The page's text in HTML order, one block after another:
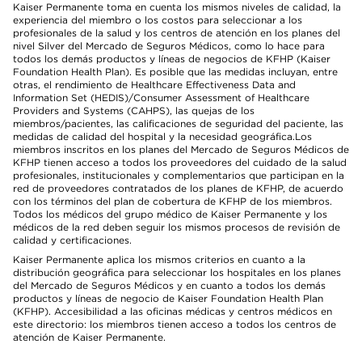
Kaiser Permanente toma en cuenta los mismos niveles de calidad, la
experiencia del miembro o los costos para seleccionar a los
profesionales de la salud y los centros de atención en los planes del
nivel Silver del Mercado de Seguros Médicos, como lo hace para
todos los demás productos y líneas de negocios de KFHP (Kaiser
Foundation Health Plan). Es posible que las medidas incluyan, entre
otras, el rendimiento de Healthcare Effectiveness Data and
Information Set (HEDIS)/Consumer Assessment of Healthcare
Providers and Systems (CAHPS), las quejas de los
miembros/pacientes, las calificaciones de seguridad del paciente, las
medidas de calidad del hospital y la necesidad geográfica.Los
miembros inscritos en los planes del Mercado de Seguros Médicos de
KFHP tienen acceso a todos los proveedores del cuidado de la salud
profesionales, institucionales y complementarios que participan en la
red de proveedores contratados de los planes de KFHP, de acuerdo
con los términos del plan de cobertura de KFHP de los miembros.
Todos los médicos del grupo médico de Kaiser Permanente y los
médicos de la red deben seguir los mismos procesos de revisión de
calidad y certificaciones.
Kaiser Permanente aplica los mismos criterios en cuanto a la
distribución geográfica para seleccionar los hospitales en los planes
del Mercado de Seguros Médicos y en cuanto a todos los demás
productos y líneas de negocio de Kaiser Foundation Health Plan
(KFHP). Accesibilidad a las oficinas médicas y centros médicos en
este directorio: los miembros tienen acceso a todos los centros de
atención de Kaiser Permanente.